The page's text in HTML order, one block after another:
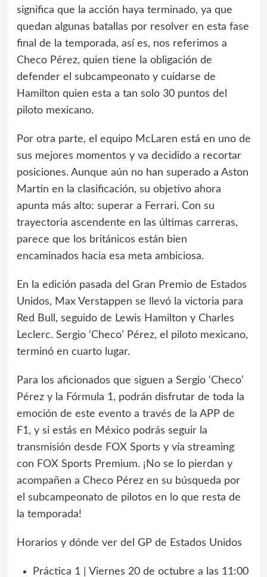
significa que la acción haya terminado, ya que
quedan algunas batallas por resolver en esta fase
final de la temporada, así es, nos referimos a
Checo Pérez, quien tiene la obligación de
defender el subcampeonato y cuidarse de
Hamilton quien esta a tan solo 30 puntos del
piloto mexicano.
Por otra parte, el equipo McLaren está en uno de
sus mejores momentos y va decidido a recortar
posiciones. Aunque aún no han superado a Aston
Martin en la clasificación, su objetivo ahora
apunta más alto: superar a Ferrari. Con su
trayectoria ascendente en las últimas carreras,
parece que los británicos están bien
encaminados hacia esa meta ambiciosa.
En la edición pasada del Gran Premio de Estados
Unidos, Max Verstappen se llevó la victoria para
Red Bull, seguido de Lewis Hamilton y Charles
Leclerc. Sergio ‘Checo’ Pérez, el piloto mexicano,
terminó en cuarto lugar.
Para los aficionados que siguen a Sergio ‘Checo’
Pérez y la Fórmula 1, podrán disfrutar de toda la
emoción de este evento a través de la APP de
F1, y si estás en México podrás seguir la
transmisión desde FOX Sports y vía streaming
con FOX Sports Premium. ¡No se lo pierdan y
acompañen a Checo Pérez en su búsqueda por
el subcampeonato de pilotos en lo que resta de
la temporada!
Horarios y dónde ver del GP de Estados Unidos
Práctica 1 | Viernes 20 de octubre a las 11:00